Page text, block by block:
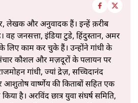
लेखक और अनुवादक हैं। इन्हें क़रीब
वह जनसत्ता, इंडिया टुडे, हिंदुस्तान, अमर
लिए काम कर चुके हैं। उन्होंने गांधी के
कौशल और मज़दूरों के पलायन पर
गांधी, ज्यां द्रेज़, सच्चिदानंद
वार्ष्णेय की किताबों सहित एक
है। अरविंद छात्र युवा संघर्ष समिति,